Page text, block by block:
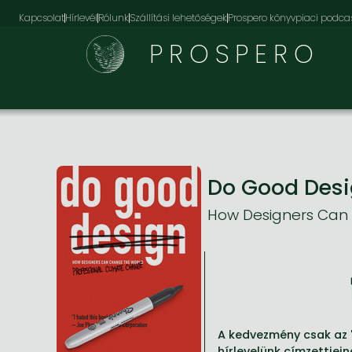
KapcsolatHírlevélRólunkSzállítási lehetőségekProspero könyvpiaci
PROSPERO
Do Good
How Designers
A kedvezmény csak